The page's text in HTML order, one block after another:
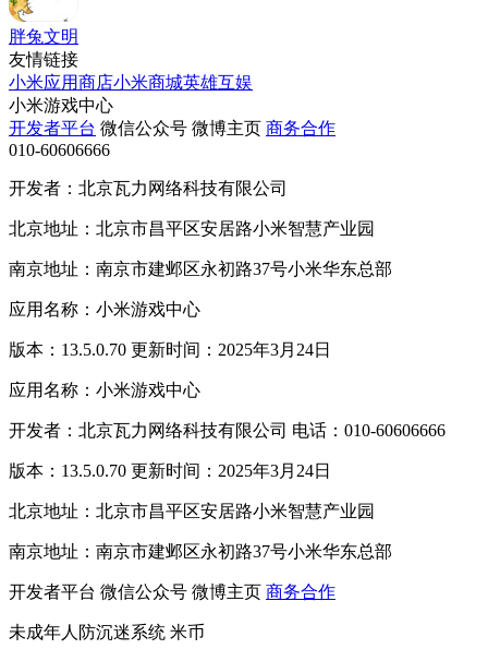
胖兔文明
友情链接
小米应用商店小米商城英雄互娱
小米游戏中心
开发者平台 微信公众号 微博主页 商务合作
010-60606666
开发者：北京瓦力网络科技有限公司
北京地址：北京市昌平区安居路小米智慧产业园
南京地址：南京市建邺区永初路37号小米华东总部
应用名称：小米游戏中心
版本：13.5.0.70 更新时间：2025年3月24日
应用名称：小米游戏中心
开发者：北京瓦力网络科技有限公司 电话：010-60606666
版本：13.5.0.70 更新时间：2025年3月24日
北京地址：北京市昌平区安居路小米智慧产业园
南京地址：南京市建邺区永初路37号小米华东总部
开发者平台 微信公众号 微博主页 商务合作
未成年人防沉迷系统 米币